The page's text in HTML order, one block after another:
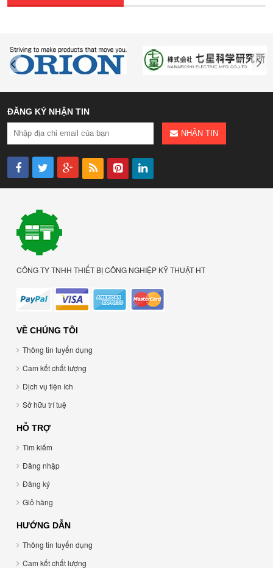
ĐĂNG KÝ NHẬN TIN
NHẬN TIN
CÔNG TY TNHH THIẾT BỊ CÔNG NGHIỆP KỸ THUẬT HT
VỀ CHÚNG TÔI
Thông tin tuyển dụng
Cam kết chất lượng
Dịch vụ tiện ích
Sở hữu trí tuệ
HỖ TRỢ
Tìm kiếm
Đăng nhập
Đăng ký
Giỏ hàng
HƯỚNG DẪN
Thông tin tuyển dụng
Cam kết chất lượng